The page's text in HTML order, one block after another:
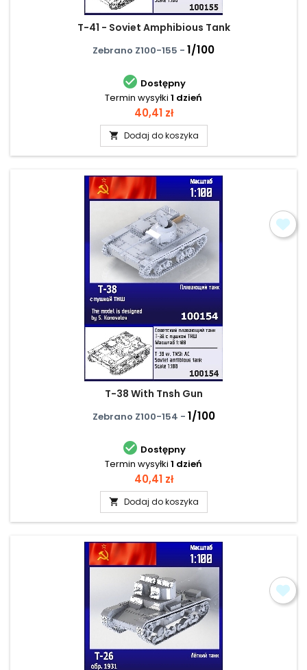
T-41 - Soviet Amphibious Tank
Zebrano Z100-155 - 1/100
 Dostępny
Termin wysyłki 1 dzień
Cena
40,41 zł
 Dodaj do koszyka
T-38 With Tnsh Gun
Zebrano Z100-154 - 1/100
 Dostępny
Termin wysyłki 1 dzień
Cena
40,41 zł
 Dodaj do koszyka